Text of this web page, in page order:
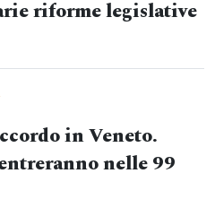
riforme legislative
in Veneto.
nelle 99